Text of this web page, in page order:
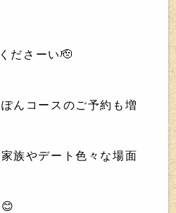
ださーい🫡
んコースのご予約も増
族やデート色々な場面